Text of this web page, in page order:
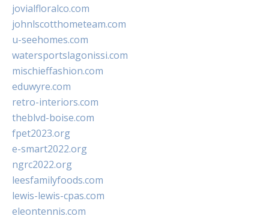
jovialfloralco.com
johnlscotthometeam.com
u-seehomes.com
watersportslagonissi.com
mischieffashion.com
eduwyre.com
retro-interiors.com
theblvd-boise.com
fpet2023.org
e-smart2022.org
ngrc2022.org
leesfamilyfoods.com
lewis-lewis-cpas.com
eleontennis.com